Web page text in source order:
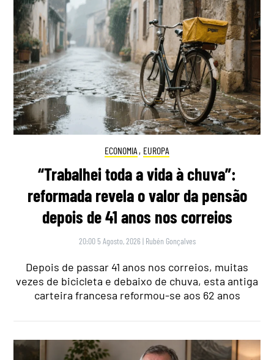
ECONOMIA , EUROPA
“Trabalhei toda a vida à chuva”:
reformada revela o valor da pensão
depois de 41 anos nos correios
20:00 5 Agosto, 2026 | Rubén Gonçalves
Depois de passar 41 anos nos correios, muitas
vezes de bicicleta e debaixo de chuva, esta antiga
carteira francesa reformou-se aos 62 anos